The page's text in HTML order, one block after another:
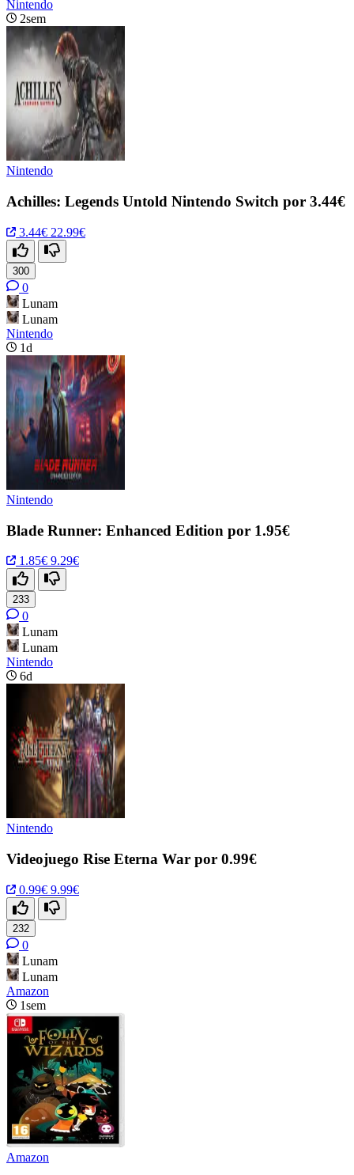
Nintendo
2sem
Nintendo
Achilles: Legends Untold Nintendo Switch por 3.44€
3.44€ 22.99€
300
0
Lunam
Lunam
Nintendo
1d
Nintendo
Blade Runner: Enhanced Edition por 1.95€
1.85€ 9.29€
233
0
Lunam
Lunam
Nintendo
6d
Nintendo
Videojuego Rise Eterna War por 0.99€
0.99€ 9.99€
232
0
Lunam
Lunam
Amazon
1sem
Amazon